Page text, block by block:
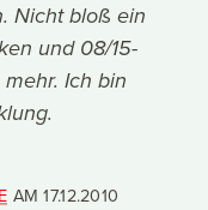
Nicht bloß ein
und 08/15-
Ich bin
AM17.12.2010